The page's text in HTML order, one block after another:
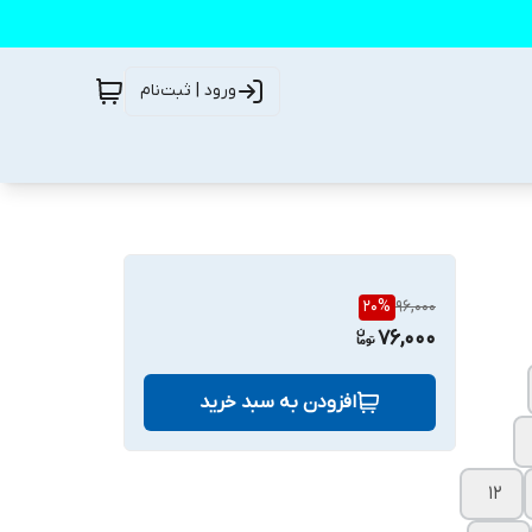
ورود | ثبت‌نام
۱۲
96,000
20%
76,000
افزودن به سبد خرید